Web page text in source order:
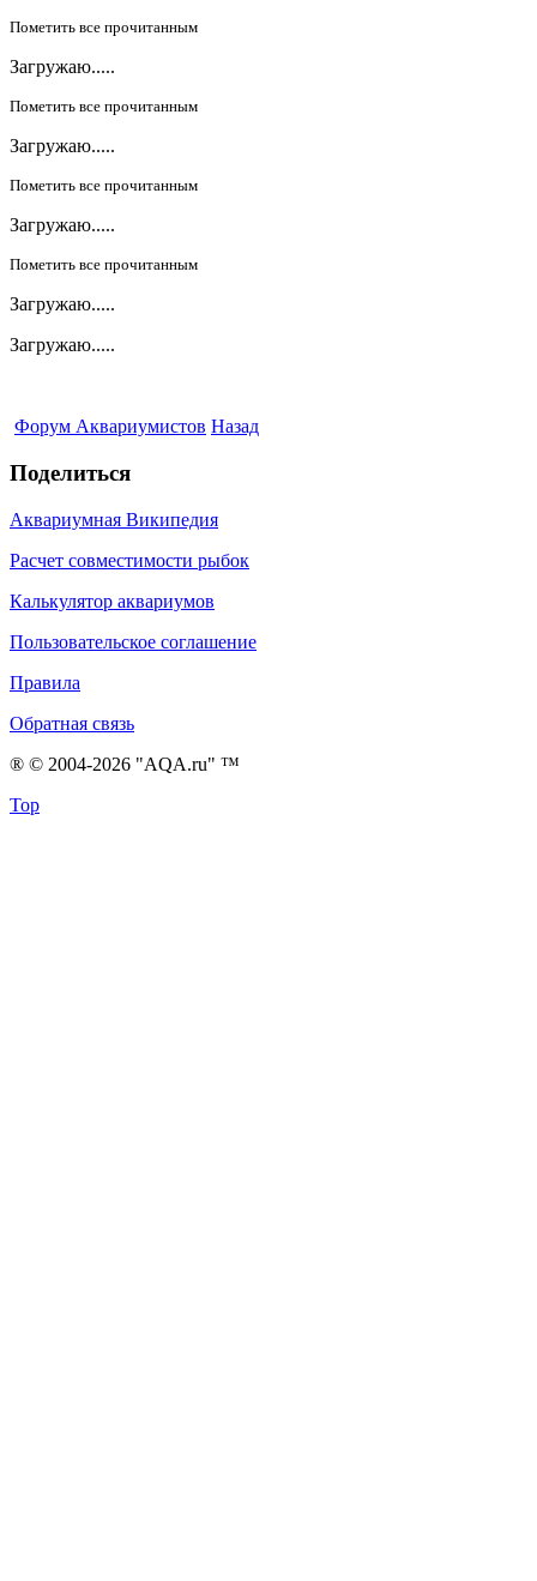
Пометить все прочитанным
Загружаю.....
Пометить все прочитанным
Загружаю.....
Пометить все прочитанным
Загружаю.....
Пометить все прочитанным
Загружаю.....
Загружаю.....
Форум Аквариумистов Назад
Поделиться
Аквариумная Википедия
Расчет совместимости рыбок
Калькулятор аквариумов
Пользовательское соглашение
Правила
Обратная связь
® © 2004-2026 "AQA.ru" ™
Top